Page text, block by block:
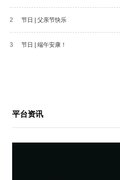
2 节日 | 父亲节快乐
3 节日 | 端午安康！
平台资讯